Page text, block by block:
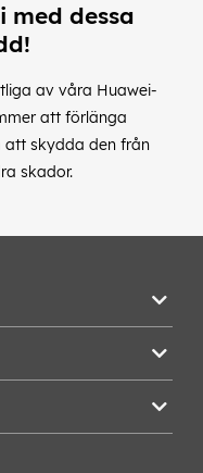
med dessa
av våra Huawei-
att förlänga
att skydda den från
skador.